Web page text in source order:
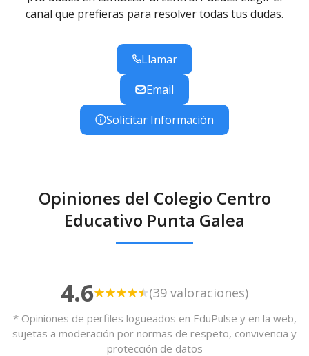
están rodeados de una extensión de terreno amplia
de distintas actividades al aire libre.
canal que prefieras para resolver todas tus dudas.
Llamar
Email
Solicitar Información
Opiniones del Colegio Centro
Educativo Punta Galea
4.6 (39 valoraciones)
* Opiniones de perfiles logueados en EduPulse y en la web,
sujetas a moderación por normas de respeto, convivencia y
protección de datos